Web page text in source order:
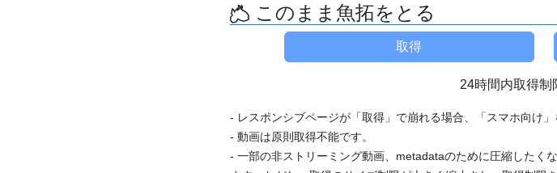
このまま魚拓をとる
24時間内取得制
- レスポンシブページが「取得」で崩れる場合、「スマホ向け」
- 動画は原則取得不能です。
- 一部の非ストリーミング動画、metadataのために圧縮したく